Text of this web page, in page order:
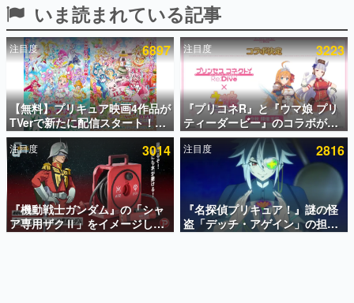
ピックアップ
電ファミのいま読まれている記事ランキング
アプリセール情報
インタビュー
連載・特集一覧
殿堂入り記事
SNS拡散数が数千以上！ ページビュー数万以上！ などな
ど。多くの人々に読まれた、電ファミ渾身の“殿堂入り”記
事をまとめました。
いま読まれている記事
注目度 6897
【無料】プリキュア映画4作品が
TVerで新たに配信スタート！な
んと2018年～2024年の映画ほぼ
すべてが見放題に、ぶっちゃけ
ありえないラインナップ
注目度 3223
『プリコネR』と『ウマ娘 プリ
ティーダービー』のコラボが決
定！“最大170連無料”の8.5周年
キャンペーンなども発表
注目度 3014
『機動戦士ガンダム』の「シャ
ア専用ザクⅡ」をイメージした
散水ホースリールが予約開始。
注目度 2816
『名探偵プリキュア！』謎の怪
盗「デッチ・アゲイン」の担当
キャストは天﨑滉平さんと判